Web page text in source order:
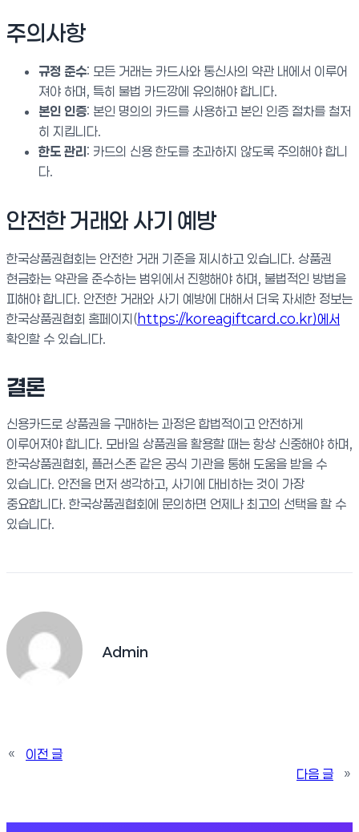
주의사항
규정 준수: 모든 거래는 카드사와 통신사의 약관 내에서 이루어
져야 하며, 특히 불법 카드깡에 유의해야 합니다.
본인 인증: 본인 명의의 카드를 사용하고 본인 인증 절차를 철저
히 지킵니다.
한도 관리: 카드의 신용 한도를 초과하지 않도록 주의해야 합니
다.
안전한 거래와 사기 예방
한국상품권협회는 안전한 거래 기준을 제시하고 있습니다. 상품권
현금화는 약관을 준수하는 범위에서 진행해야 하며, 불법적인 방법을
피해야 합니다. 안전한 거래와 사기 예방에 대해서 더욱 자세한 정보는
한국상품권협회 홈페이지(https://koreagiftcard.co.kr)에서
확인할 수 있습니다.
결론
신용카드로 상품권을 구매하는 과정은 합법적이고 안전하게
이루어져야 합니다. 모바일 상품권을 활용할 때는 항상 신중해야 하며,
한국상품권협회, 플러스존 같은 공식 기관을 통해 도움을 받을 수
있습니다. 안전을 먼저 생각하고, 사기에 대비하는 것이 가장
중요합니다. 한국상품권협회에 문의하면 언제나 최고의 선택을 할 수
있습니다.
Admin
«
이전 글
다음 글
»